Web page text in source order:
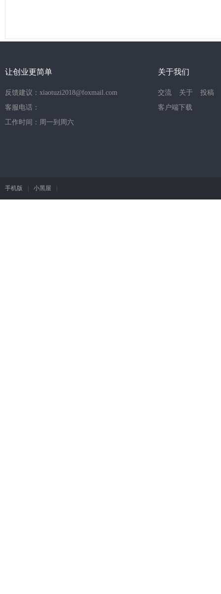
让创业更简单
反馈建议：xiaotuzi2018@foxmail.com
客服电话：
工作时间：周一到周六
关于我们
交流 关于
投稿
客户端下载
手机版 | 小黑屋 |